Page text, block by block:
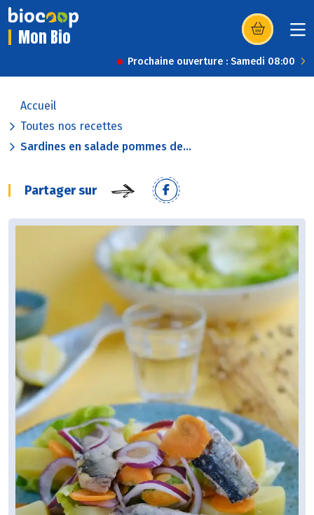
Mon Bio (s’ouvre dans
Prochaine ouverture : Samedi 08:00
Accueil
Toutes nos recettes
Sardines en salade pommes de...
Partager sur